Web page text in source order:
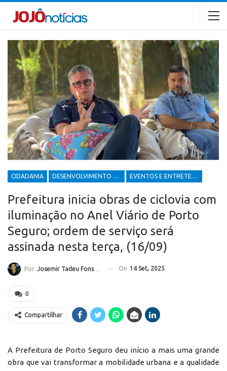
CIDADANIA DESENVOLVIMENTO ECONÔMICO E SOCIAL EVENTOS E ENTRETENIMENTOS
Prefeitura inicia obras de ciclovia com
iluminação no Anel Viário de Porto
Seguro; ordem de serviço será
assinada nesta terça, (16/09)
Por Josemir Tadeu Fonseca On 14 Set, 2025
0
Compartilhar
A Prefeitura de Porto Seguro deu início a mais uma grande
obra que vai transformar a mobilidade urbana e a qualidade